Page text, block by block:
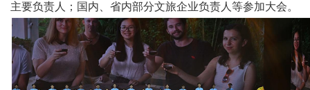
主要负责人；国内、省内部分文旅企业负责人等参加大会。